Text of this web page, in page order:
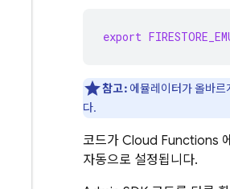
export
참고:에뮬레이터가 올바르
다.
코드가 Cloud Functions
자동으로 설정됩니다.